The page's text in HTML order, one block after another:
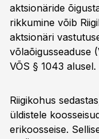
aktsionäride
rikkumine võib
aktsionäri
võlaõigusseaduse
VÕS § 1043 alusel.
Riigikohus
üldistele
erikoosseise.